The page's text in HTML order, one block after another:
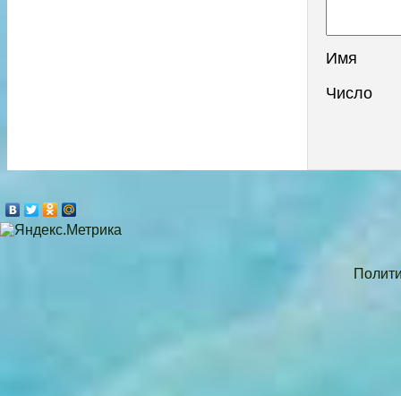
Имя
Число